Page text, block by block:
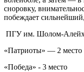
сноровку,
побеждает
ПГУ им. Шолом-
«Патриоты» — 2 место
«Победа» - 3 место